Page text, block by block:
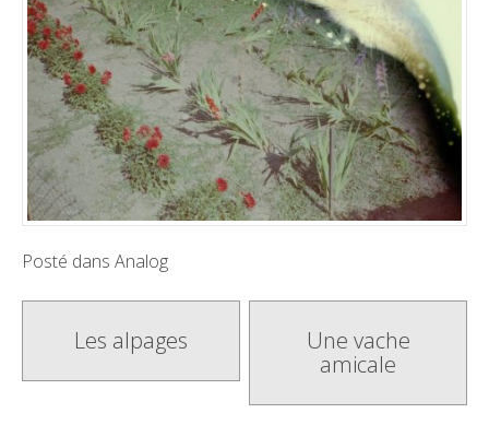
Posté dans Analog
Poste
navigation
Les alpages
Une vache
amicale